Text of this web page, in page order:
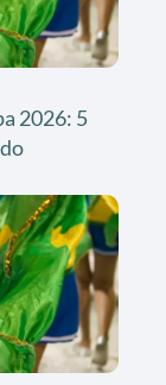
2026: 5